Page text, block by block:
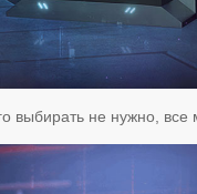
выбирать не нужно,